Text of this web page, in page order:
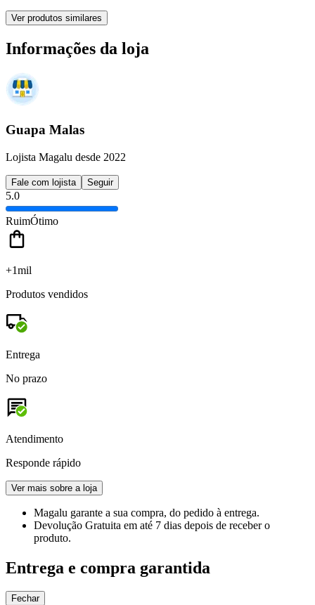
Ver produtos similares
Informações da loja
Guapa Malas
Lojista Magalu desde 2022
Fale com lojista Seguir
5.0
RuimÓtimo
+1mil
Produtos vendidos
Entrega
No prazo
Atendimento
Responde rápido
Ver mais sobre a loja
Magalu garante a sua compra, do pedido à entrega.
Devolução Gratuita em até 7 dias depois de receber o
produto.
Entrega e compra garantida
Fechar